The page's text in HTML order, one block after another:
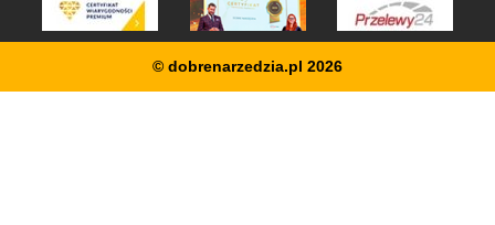
© dobrenarzedzia.pl 2026